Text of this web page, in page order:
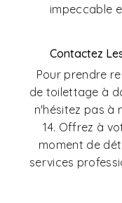
impeccable
Contactez
Pour prendre
de toilettage à
n'hésitez pas à
14. Offrez à
moment de
services